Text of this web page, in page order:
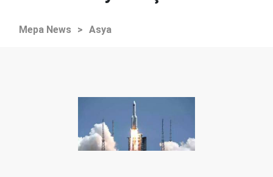
Mepa News > Asya